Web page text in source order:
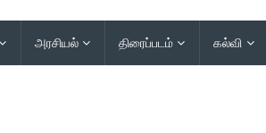
அரசியல் திரைப்படம் கல்வி